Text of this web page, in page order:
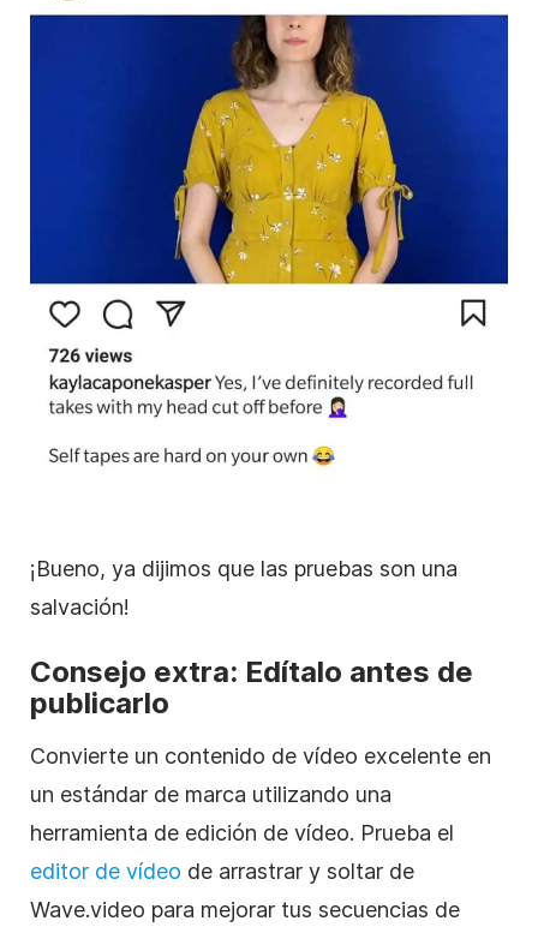
¡Bueno, ya dijimos que las pruebas son una
salvación!
Consejo extra: Edítalo antes de
publicarlo
Convierte un contenido de vídeo excelente en
un estándar de marca utilizando una
herramienta de edición de vídeo. Prueba el
editor de vídeo de arrastrar y soltar de
Wave.video para mejorar tus secuencias de